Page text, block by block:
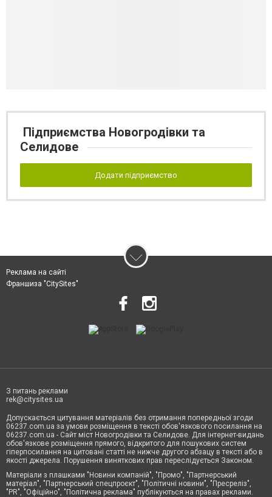
Підприємства Новогродівки та
Селидове
Додати підприємство
Реклама на сайті
Франшиза "CitySites"
З питань реклами
rek@citysites.ua
Допускається цитування матеріалів без отримання попередньої згоди
06237.com.ua за умови розміщення в тексті обов'язкового посилання на
06237.com.ua - Сайт міст Новогродівки та Селидове. Для інтернет-видань
обов'язкове розміщення прямого, відкритого для пошукових систем
гіперпосилання на цитовані статті не нижче другого абзацу в тексті або в
якості джерела. Порушення виняткових прав переслідується Законом.
Матеріали з плашками "Новини компаній", "Промо", "Партнерський
матеріал", "Партнерський спецпроєкт", "Політичні новини", "Пресреліз",
"PR", "Офіційно", "Політична реклама" публікуються на правах реклами.